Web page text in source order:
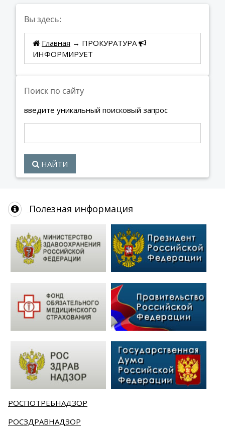
Вы здесь:
Главная → ПРОКУРАТУРА
ИНФОРМИРУЕТ
Поиск по сайту
введите уникальный поисковый запрос
НАЙТИ
Полезная информация
РОСПОТРЕБНАДЗОР
РОСЗДРАВНАДЗОР